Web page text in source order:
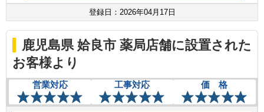
登録日：2026年04月17日
鹿児島県 姶良市 薬局店舗に設置された
お客様より
営業対応 工事対応 価 格